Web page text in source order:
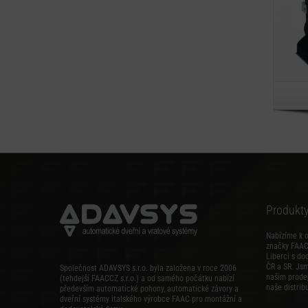
Společnost ADAVSYS s.r.o. byla založena v roce 2006
(tehdejší FAACCZ s.r.o.) a od samého počátku nabízí
především automatické pohony, automatické závory a
dveřní systémy italského výrobce FAAC pro montážní a
Produkty
Nabízíme k
značky
Liberci s
ČR a SR.
našim
naše